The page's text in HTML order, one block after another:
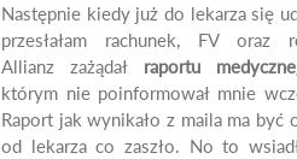
Następnie kiedy już do lekarza się
przesłałam rachunek, FV oraz
Allianz zażądał raportu
którym nie poinformował mnie
Raport jak wynikało z maila ma być
od lekarza co zaszło. No to